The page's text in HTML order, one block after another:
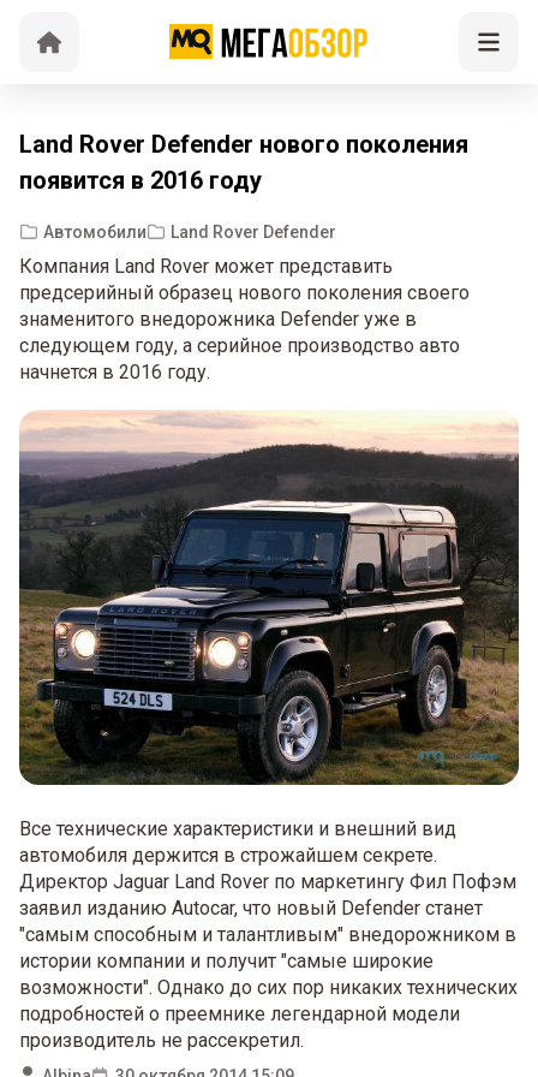
Land Rover Defender нового поколения
появится в 2016 году
Автомобили Land Rover Defender
Компания Land Rover может представить
предсерийный образец нового поколения своего
знаменитого внедорожника Defender уже в
следующем году, а серийное производство авто
начнется в 2016 году.
Все технические характеристики и внешний вид
автомобиля держится в строжайшем секрете.
Директор Jaguar Land Rover по маркетингу Фил Пофэм
заявил изданию Autocar, что новый Defender станет
"самым способным и талантливым" внедорожником в
истории компании и получит "самые широкие
возможности". Однако до сих пор никаких технических
подробностей о преемнике легендарной модели
производитель не рассекретил.